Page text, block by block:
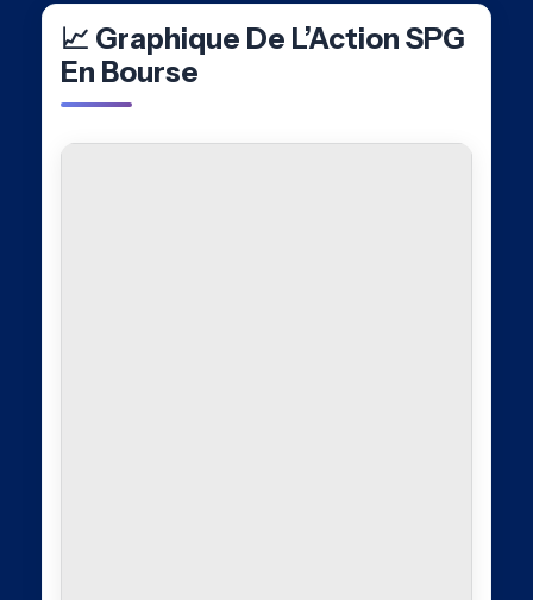
📈 Graphique De L’Action SPG
En Bourse